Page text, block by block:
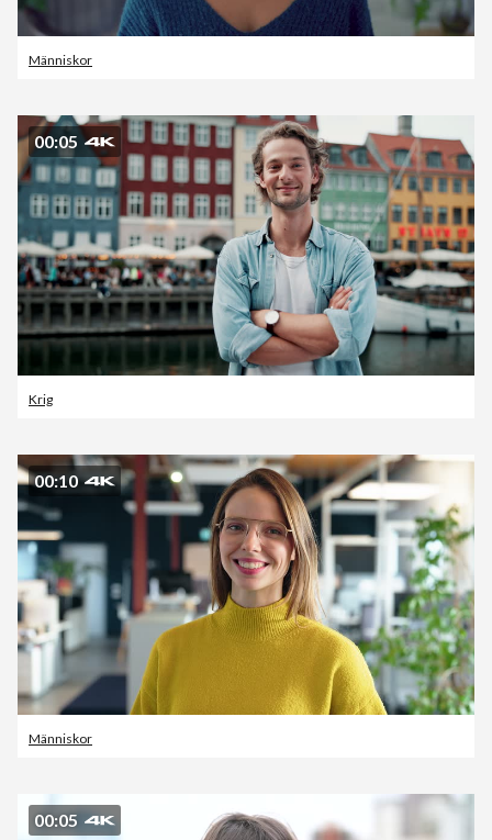
Människor
00:05
Krig
00:10
Människor
00:05